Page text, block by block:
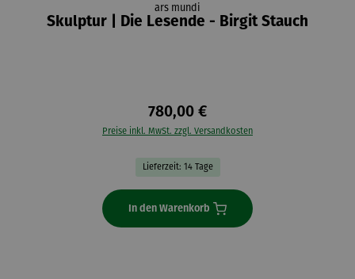
ars mundi
Skulptur | Die Lesende - Birgit Stauch
780,00 €
Preise inkl. MwSt. zzgl. Versandkosten
Lieferzeit: 14 Tage
In den Warenkorb